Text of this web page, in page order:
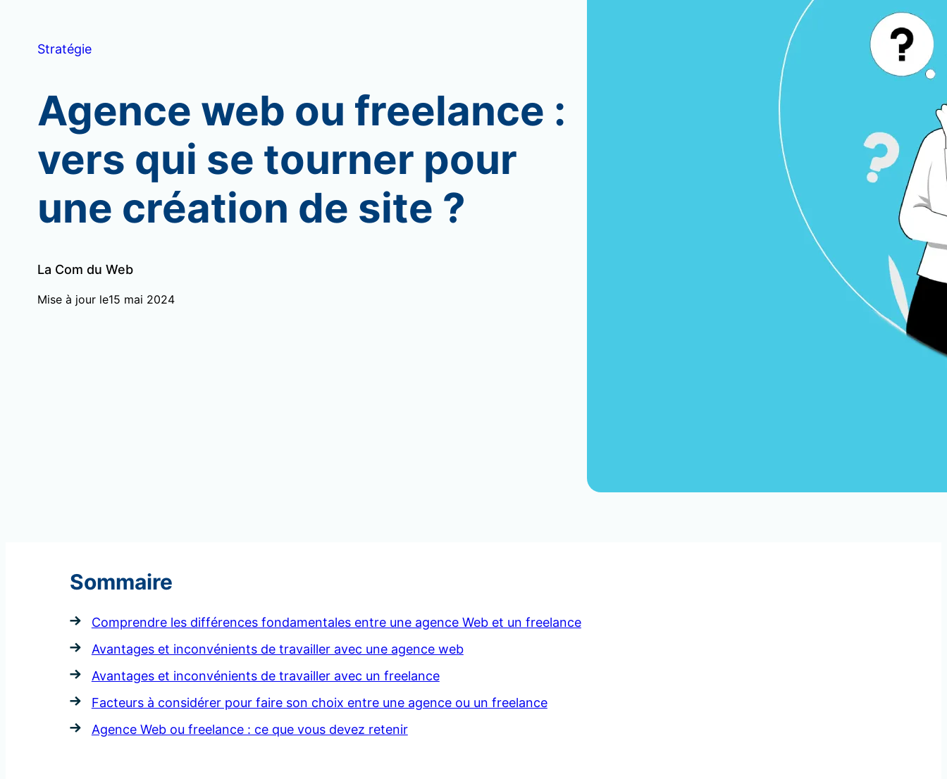
Stratégie
Agence web ou freelance :
vers qui se tourner pour
une création de site ?
La Com du Web
Mise à jour le15 mai 2024
Sommaire
Comprendre les différences fondamentales entre une agence Web et un freelance
Avantages et inconvénients de travailler avec une agence web
Avantages et inconvénients de travailler avec un freelance
Facteurs à considérer pour faire son choix entre une agence ou un freelance
Agence Web ou freelance : ce que vous devez retenir